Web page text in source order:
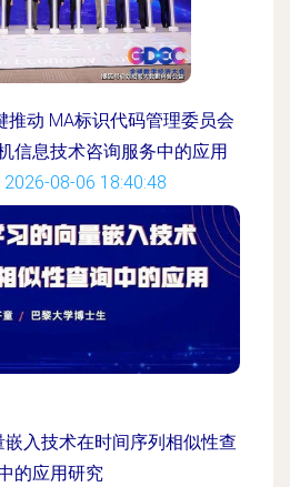
推动 MA标识代码管理委员会
信息技术咨询服务中的应用
08-06 18:40:48
入技术在时间序列相似性查
的应用研究